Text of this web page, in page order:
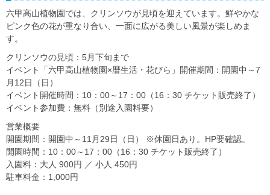
六甲高山植物園では、クリンソウが見頃を迎えています。鮮やかな
ピンク色の花が重なり合い、一面に広がる美しい風景が楽しめま
す。
クリンソウの見頃：5月下旬まで
イベント「六甲高山植物園×暦生活・花びら」開催期間：開園中～7
月12日（日）
イベント開催時間：10：00～17：00（16：30 チケット販売終了）
イベント参加費：無料（別途入園料要）
営業概要
開園期間：開園中～11月29日（日） ※休園日あり。HP要確認。
開園時間：10：00～17：00（16：30 チケット販売終了）
入園料：大人 900円 ／ 小人 450円
駐車料金：1,000円